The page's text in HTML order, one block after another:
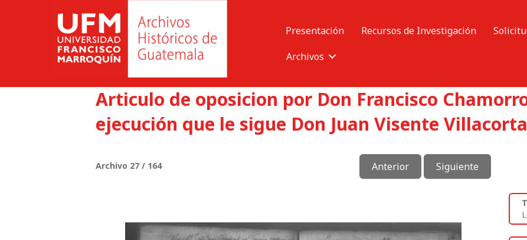
Presentación Recursos de Investigación
Archivos
Articulo de oposicion por Don Francisco
ejecución que le sigue Don Juan Visente
Archivo 27 / 164 Anterior Siguiente